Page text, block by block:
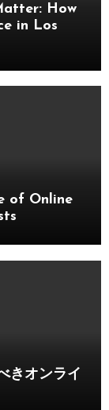
How
in Los
of Online
きオンライ